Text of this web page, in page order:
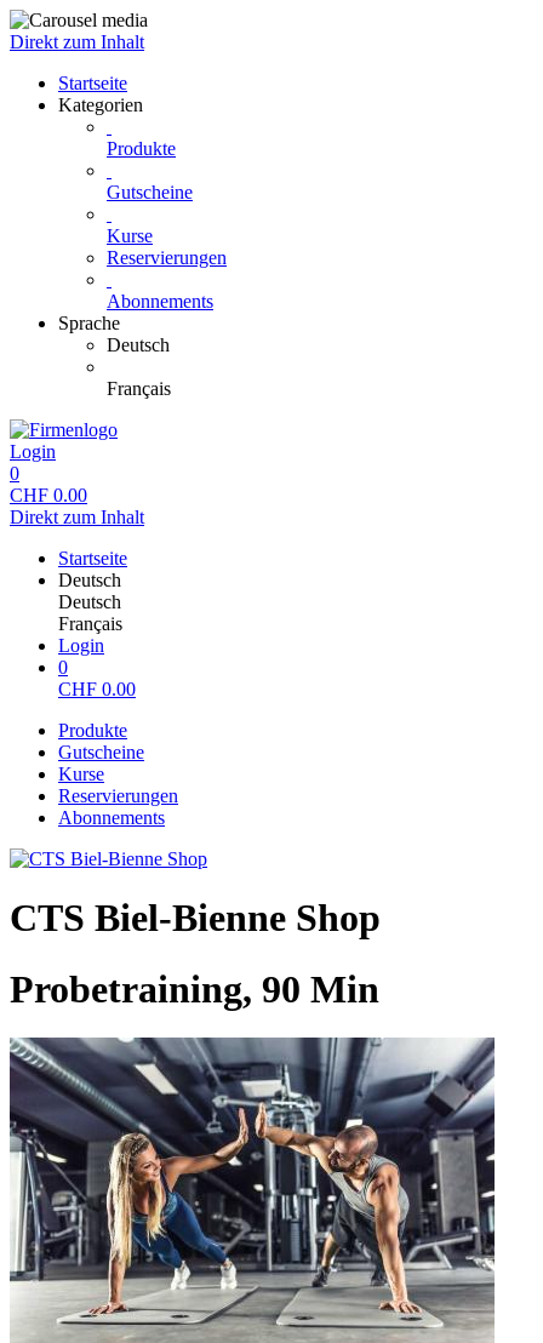
Direkt zum Inhalt
Startseite
Kategorien
Produkte
Gutscheine
Kurse
Reservierungen
Abonnements
Sprache
Deutsch
Français
Login
0
CHF 0.00
Direkt zum Inhalt
Startseite
Deutsch
Deutsch
Français
Login
0
CHF 0.00
Produkte
Gutscheine
Kurse
Reservierungen
Abonnements
CTS Biel-Bienne Shop
Probetraining, 90 Min